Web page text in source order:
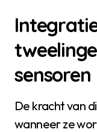
sensoren
De kracht van
wanneer ze